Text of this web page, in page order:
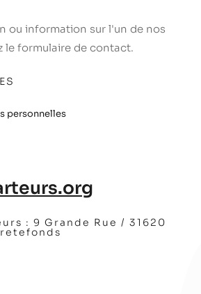
ou information sur l'un de nos
le formulaire de contact.
personnelles
: 9 Grande Rue / 31620